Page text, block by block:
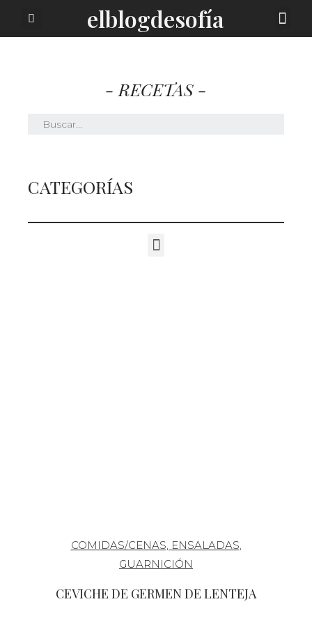
elblogdesofía
- RECETAS -
CATEGORÍAS
COMIDAS/CENAS, ENSALADAS,
GUARNICIÓN
CEVICHE DE GERMEN DE LENTEJA